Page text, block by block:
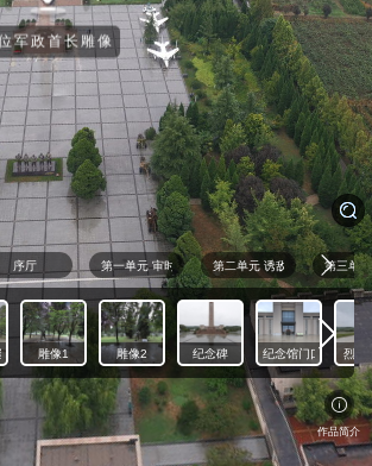
军政首长雕像
序厅 第一单元 审时度势 运筹帷幄第二单元 诱敌深入 决战扶眉
第三单
长雕像雕像1 雕像2 纪念碑 纪念馆门口 烈士
作品简介